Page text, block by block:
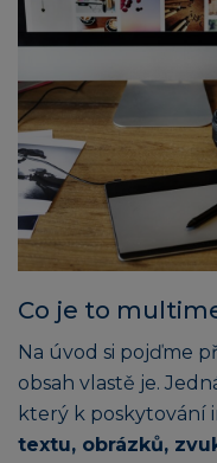
Co je to
Na úvod si pojďme
obsah vlastě je.
který k poskytování
textu, obrázků,